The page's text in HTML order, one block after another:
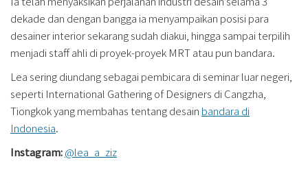
dekade dan dengan bangga ia menyampaikan posisi para
desainer interior sekarang sudah diakui, hingga sampai terpilih
menjadi staff ahli di proyek-proyek MRT atau pun bandara.
Lea sering diundang sebagai pembicara di seminar luar negeri,
seperti International Gathering of Designers di Cangzha,
Tiongkok yang membahas tentang desain bandara di
Indonesia.
Instagram:@lea_a_ziz